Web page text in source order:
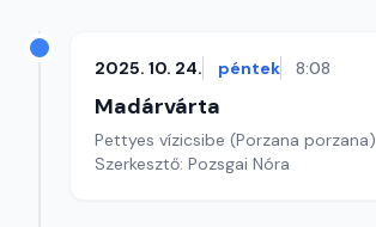
2025. 10. 24. péntek 8:08
Madárvárta
Pettyes vízicsibe (Porzana porzana)
Szerkesztő: Pozsgai Nóra